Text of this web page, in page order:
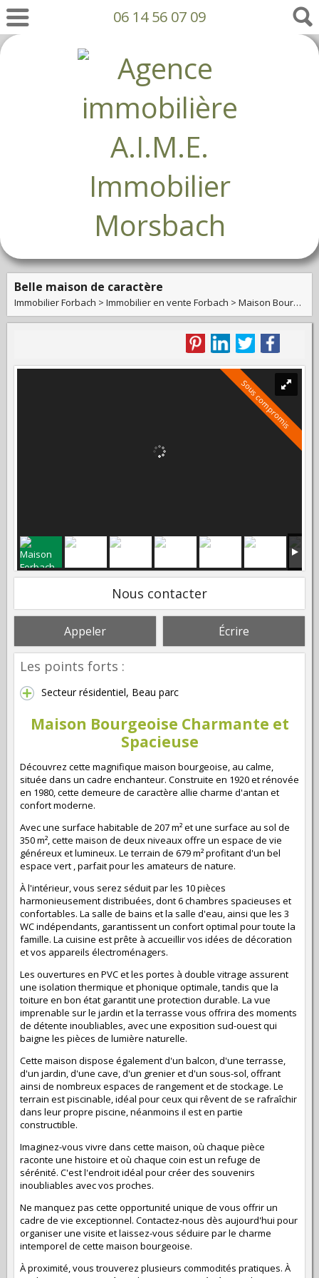
06 14 56 07 09
Belle maison de caractère
Immobilier Forbach > Immobilier en vente Forbach > Maison Bourgeoise en vente Forbach
Sous compromis
Nous contacter
Appeler Écrire
Les points forts :
Secteur résidentiel, Beau parc
Maison Bourgeoise Charmante et
Spacieuse
Découvrez cette magnifique maison bourgeoise, au calme,
située dans un cadre enchanteur. Construite en 1920 et rénovée
en 1980, cette demeure de caractère allie charme d'antan et
confort moderne.
Avec une surface habitable de 207 m² et une surface au sol de
350 m², cette maison de deux niveaux offre un espace de vie
généreux et lumineux. Le terrain de 679 m² profitant d'un bel
espace vert , parfait pour les amateurs de nature.
À l'intérieur, vous serez séduit par les 10 pièces
harmonieusement distribuées, dont 6 chambres spacieuses et
confortables. La salle de bains et la salle d'eau, ainsi que les 3
WC indépendants, garantissent un confort optimal pour toute la
famille. La cuisine est prête à accueillir vos idées de décoration
et vos appareils électroménagers.
Les ouvertures en PVC et les portes à double vitrage assurent
une isolation thermique et phonique optimale, tandis que la
toiture en bon état garantit une protection durable. La vue
imprenable sur le jardin et la terrasse vous offrira des moments
de détente inoubliables, avec une exposition sud-ouest qui
baigne les pièces de lumière naturelle.
Cette maison dispose également d'un balcon, d'une terrasse,
d'un jardin, d'une cave, d'un grenier et d'un sous-sol, offrant
ainsi de nombreux espaces de rangement et de stockage. Le
terrain est piscinable, idéal pour ceux qui rêvent de se rafraîchir
dans leur propre piscine, néanmoins il est en partie
constructible.
Imaginez-vous vivre dans cette maison, où chaque pièce
raconte une histoire et où chaque coin est un refuge de
sérénité. C'est l'endroit idéal pour créer des souvenirs
inoubliables avec vos proches.
Ne manquez pas cette opportunité unique de vous offrir un
cadre de vie exceptionnel. Contactez-nous dès aujourd'hui pour
organiser une visite et laissez-vous séduire par le charme
intemporel de cette maison bourgeoise.
À proximité, vous trouverez plusieurs commodités pratiques. À